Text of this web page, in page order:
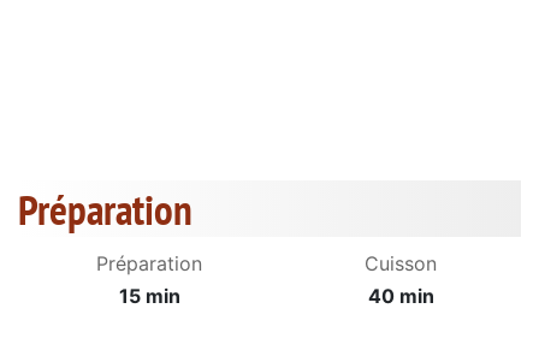
Préparation
Préparation
15 min
Cuisson
40 min